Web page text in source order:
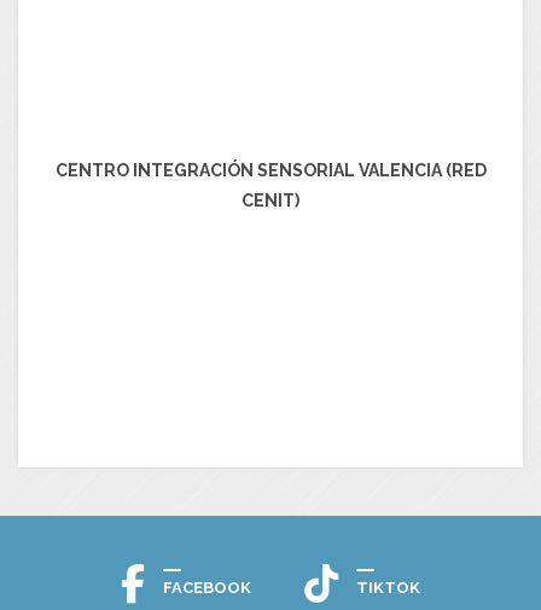
CENTRO INTEGRACIÓN SENSORIAL VALENCIA (RED
CENIT)
FACEBOOK TIKTOK